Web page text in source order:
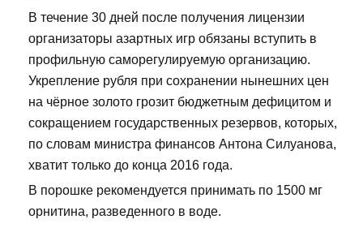
В течение 30 дней после получения лицензии
организаторы азартных игр обязаны вступить в
профильную саморегулируемую организацию.
Укрепление рубля при сохранении нынешних цен
на чёрное золото грозит бюджетным дефицитом и
сокращением государственных резервов, которых,
по словам министра финансов Антона Силуанова,
хватит только до конца 2016 года.
В порошке рекомендуется принимать по 1500 мг
орнитина, разведенного в воде.